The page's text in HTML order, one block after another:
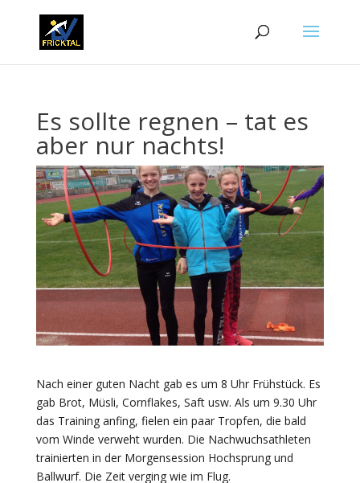
Es sollte regnen – tat es
aber nur nachts!
Nach einer guten Nacht gab es um 8 Uhr Frühstück. Es
gab Brot, Müsli, Cornflakes, Saft usw. Als um 9.30 Uhr
das Training anfing, fielen ein paar Tropfen, die bald
vom Winde verweht wurden. Die Nachwuchsathleten
trainierten in der Morgensession Hochsprung und
Ballwurf. Die Zeit verging wie im Flug.